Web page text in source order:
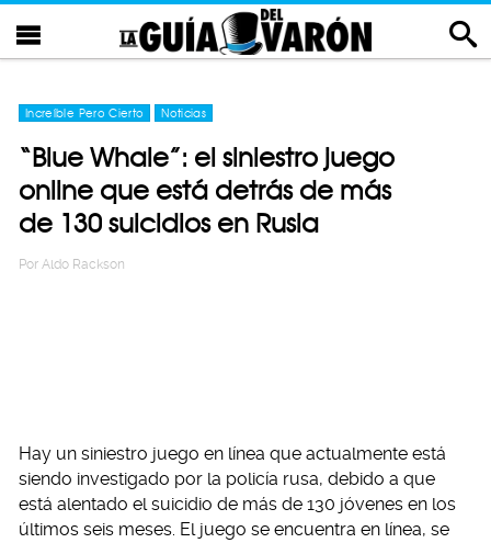
Increíble Pero Cierto Noticias
“Blue Whale”: el siniestro juego
online que está detrás de más
de 130 suicidios en Rusia
Por Aldo Rackson
Hay un siniestro juego en línea que actualmente está
siendo investigado por la policía rusa, debido a que
está alentado el suicidio de más de 130 jóvenes en los
últimos seis meses. El juego se encuentra en línea, se